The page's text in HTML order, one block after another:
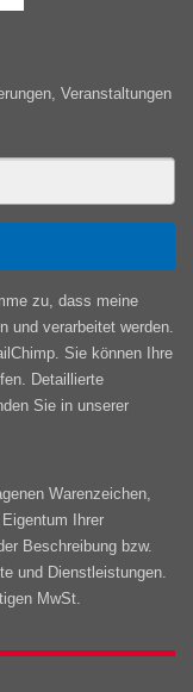
Veranstaltungen
zu, dass meine
und verarbeitet werden.
Sie können Ihre
Detaillierte
Sie in unserer
Warenzeichen,
Ihrer
Beschreibung bzw.
und Dienstleistungen.
MwSt.